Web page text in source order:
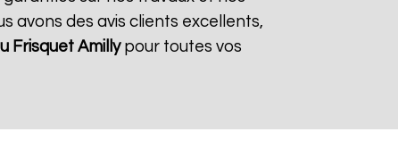
avons des avis clients excellents,
Frisquet Amillypour toutes vos